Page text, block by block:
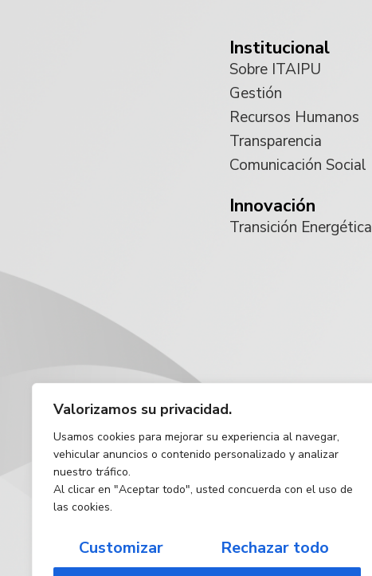
Valorizamos su privacidad.
Usamos cookies para mejorar su experiencia al navegar,
vehicular anuncios o contenido personalizado y analizar
nuestro tráfico.
Al clicar en "Aceptar todo", usted concuerda con el uso de
las cookies.
Customizar
Rechazar todo
Institucional
Sobre ITAIPU
Gestión
Recursos Humanos
Transparencia
Comunicación Social
Innovación
Transición Energética